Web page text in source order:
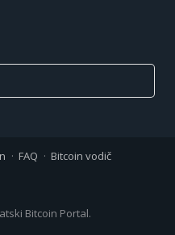
FAQ
Bitcoin vodič
Bitcoin Portal.